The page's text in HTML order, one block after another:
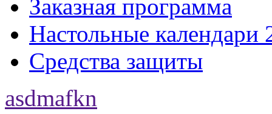
Заказная программа
Настольные календари
Средства защиты
asdmafkn